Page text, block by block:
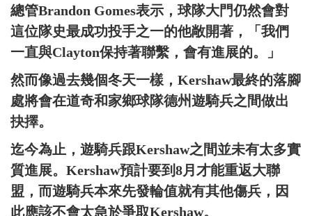
總管Brandon Gomes表示，球隊大門仍然會對
這位隊史最成功投手之一的他敞開著，「我們
一直與Clayton保持著聯繫，會有進展的。」
然而像過去幾個冬天一樣，Kershaw最終的落腳
處將會在道奇和家鄉球隊德州遊騎兵之間做出
抉擇。
迄今為止，遊騎兵跟Kershaw之間並未有太多實
質進展。Kershaw預計要到8月才能重返大聯
盟，而遊騎兵本來先發輪值就有其他傷兵，因
此應該不會太急於爭取Kershaw。